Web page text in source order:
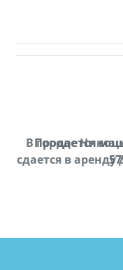
В городе
cдается в аренду
Продается